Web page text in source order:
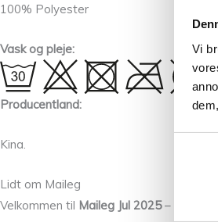
Vi
100% Polyester
Vask og pleje:
Producentland:
Kina.
Lidt om Maileg
Velkommen til Maileg Jul 2025– et